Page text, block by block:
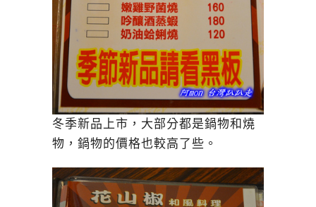
冬季新品上市，大部分都是鍋物和燒
物，鍋物的價格也較高了些。